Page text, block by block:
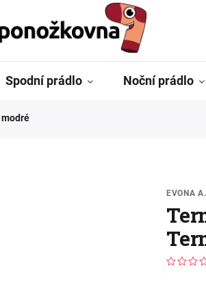
Spodní prádlo Noční prádlo
EVONA